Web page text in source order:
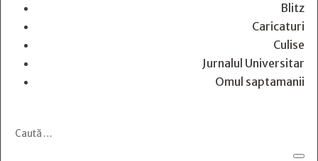
Blitz
Caricaturi
Culise
Jurnalul Universitar
Omul saptamanii